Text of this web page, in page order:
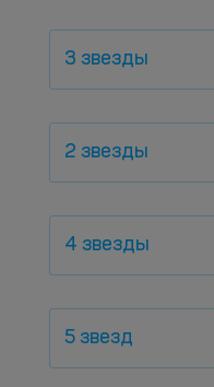
3 звезды
2 звезды
4 звезды
5 звезд